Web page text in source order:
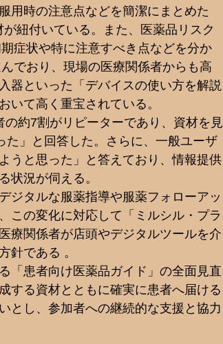
用時の注意点などを簡潔にまとめた
紐付いている。また、医薬品リスク
症状や特に注意すべき点などを分か
でおり、現場の医療関係者からも高
器といった「デバイスの使い方を解説
いて高く重宝されている。
約7割がリピーターであり、資材を見
」と回答した。さらに、一般ユーザ
うと思った」と答えており、情報提供
状況が伺える。
ジタルな服薬指導や服薬フォローアッ
この変化に対応して「ミルシル・プラ
療関係者が店頭やデジタルツールを介
針である 。
「患者向け医薬品ガイド」の全面見直
する資材とともに確実に患者へ届ける
とし、参加者への継続的な支援と協力